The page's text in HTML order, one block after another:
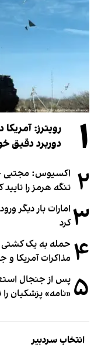
۱
رویترز:
دوربرد دقیق
۲ اکسیوس: مجتبی
تنگه هرمز را
۳ امارات بار دیگر
کرد
۴ حمله به یک کشتی
مذاکرات آمریکا و
۵ پس از جنجال
«نامه» پزشکیان
انتخاب سردبیر